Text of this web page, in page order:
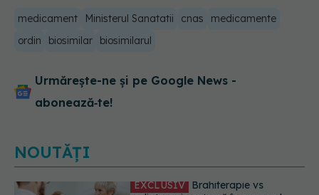
medicament Ministerul Sanatatii cnas
medicamente
ordin
biosimilar biosimilarul
Urmărește-ne și pe Google News -
abonează‑te!
NOUTĂȚI